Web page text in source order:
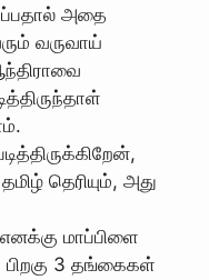
அதை
வருவாய்
தெரியும், அது
எனக்கு மாப்பிளை
3 தங்கைகள்